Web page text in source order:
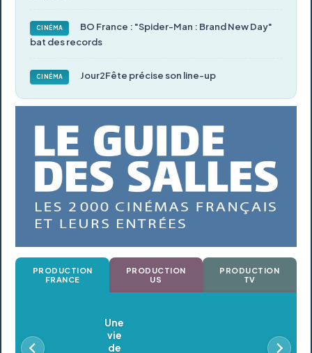
CINÉMA
BO France : "Spider-Man : Brand New Day"
bat des records
CINÉMA Jour2Fête précise son line-up
PRODUCTION
FRANCE
PRODUCTION
US
PRODUCTION
TV
Oldeupe
En postproduction